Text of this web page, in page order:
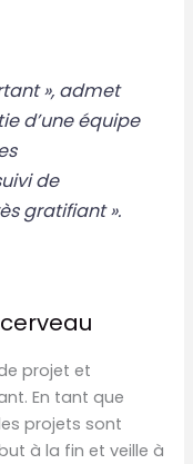
», admet
d’une équipe
de
gratifiant ».
projet et
En tant que
projets sont
à la fin et veille à